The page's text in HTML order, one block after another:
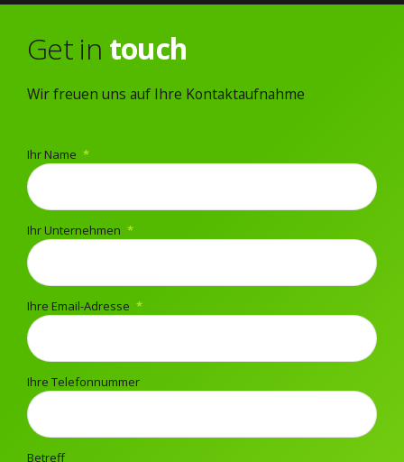
Get in touch
Wir freuen uns auf Ihre Kontaktaufnahme
Ihr Name
Ihr Unternehmen
Ihre Email-Adresse
Ihre Telefonnummer
Betreff